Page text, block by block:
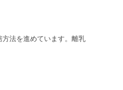
法を進めています。離乳